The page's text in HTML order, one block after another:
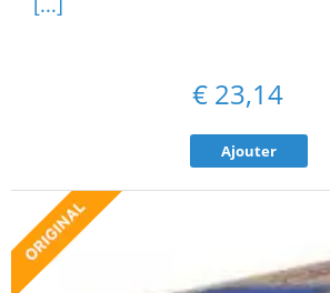
€ 23,14
Ajouter